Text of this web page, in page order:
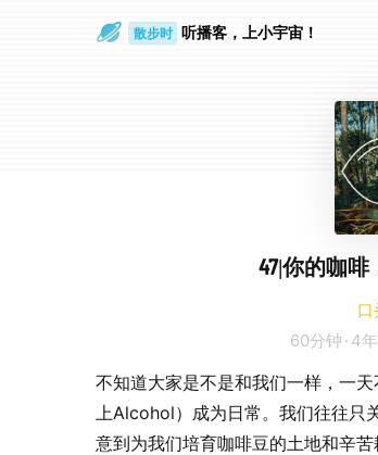
散步时 听播客，上小宇宙！
47|你的咖
口
60分钟 · 4
不知道大家是不是和我们一样，一
上Alcohol）成为日常。我们往往只
意到为我们培育咖啡豆的土地和辛